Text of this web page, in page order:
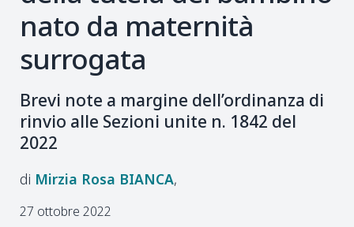
nato da maternità
surrogata
Brevi note a margine dell’ordinanza di
rinvio alle Sezioni unite n. 1842 del
2022
Mirzia Rosa BIANCA
27 ottobre 2022